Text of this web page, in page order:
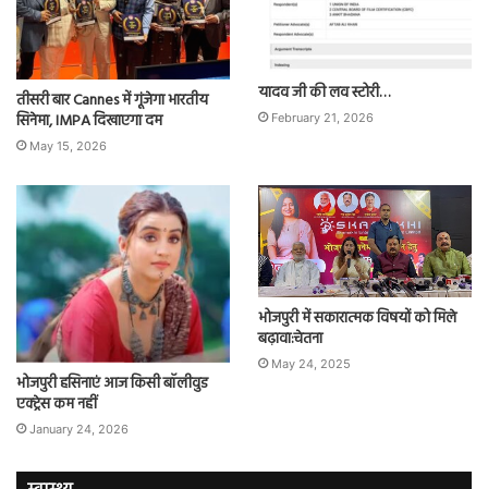
तीसरी बार Cannes में गूंजेगा भारतीय
सिनेमा, IMPA दिखाएगा दम
May 15, 2026
यादव जी की लव स्टोरी…
February 21, 2026
भोजपुरी हसिनाएं आज किसी बॉलीवुड
एक्ट्रेस कम नहीं
January 24, 2026
भोजपुरी में सकारात्मक विषयों को मिले
बढ़ावा:चेतना
May 24, 2025